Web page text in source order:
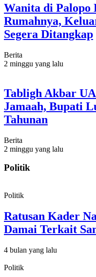
Wanita di Palopo
Rumahnya,
Segera Ditangkap
Berita
2 minggu yang lalu
Tabligh Akbar
Jamaah, Bupati
Tahunan
Berita
2 minggu yang lalu
Politik
Politik
Ratusan Kader
Damai Terkait
4 bulan yang lalu
Politik